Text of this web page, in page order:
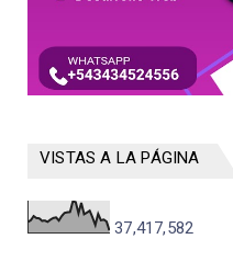
VISTAS A LA PÁGINA
37,417,582